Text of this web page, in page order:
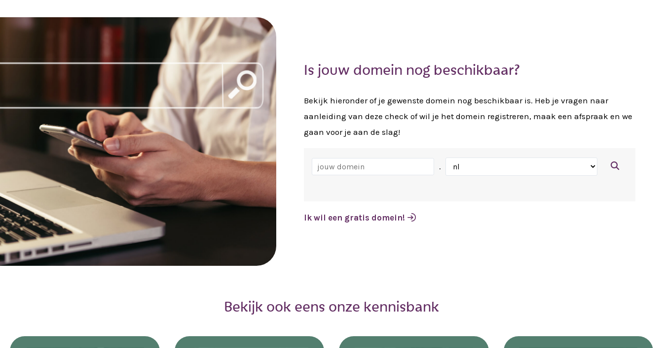
Is jouw domein nog beschikbaar?
Bekijk hieronder of je gewenste domein nog beschikbaar is. Heb je vragen naar
aanleiding van deze check of wil je het domein registreren, maak een afspraak en we
gaan voor je aan de slag!
.
Ik wil een gratis domein!
Bekijk ook eens onze kennisbank